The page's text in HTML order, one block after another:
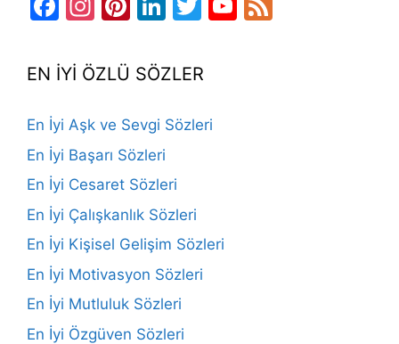
EN İYİ ÖZLÜ SÖZLER
En İyi Aşk ve Sevgi Sözleri
En İyi Başarı Sözleri
En İyi Cesaret Sözleri
En İyi Çalışkanlık Sözleri
En İyi Kişisel Gelişim Sözleri
En İyi Motivasyon Sözleri
En İyi Mutluluk Sözleri
En İyi Özgüven Sözleri